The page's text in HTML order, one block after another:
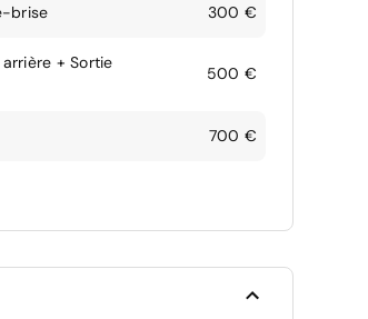
brise 300 €
+ Sortie
500 €
700 €
--